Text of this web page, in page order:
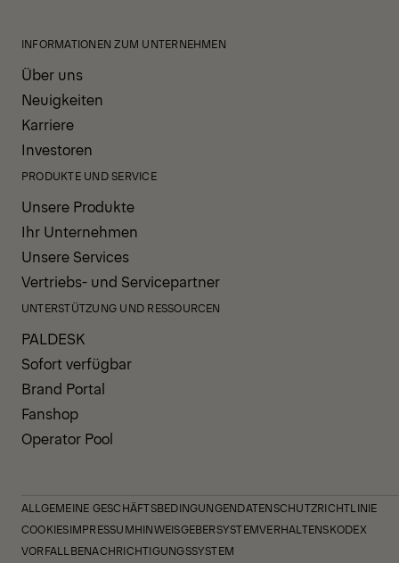
INFORMATIONEN ZUM UNTERNEHMEN
Über uns
Neuigkeiten
Karriere
Investoren
PRODUKTE UND SERVICE
Unsere Produkte
Ihr Unternehmen
Unsere Services
Vertriebs- und Servicepartner
UNTERSTÜTZUNG UND RESSOURCEN
PALDESK
Sofort verfügbar
Brand Portal
Fanshop
Operator Pool
ALLGEMEINE GESCHÄFTSBEDINGUNGENDATENSCHUTZRICHTLINIE
COOKIESIMPRESSUMHINWEISGEBERSYSTEMVERHALTENSKODEX
VORFALLBENACHRICHTIGUNGSSYSTEM